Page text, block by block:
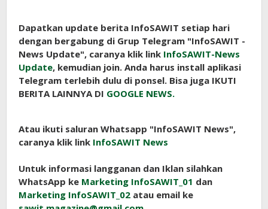
Dapatkan update berita InfoSAWIT setiap hari
dengan bergabung di Grup Telegram "InfoSAWIT -
News Update", caranya klik link InfoSAWIT-News
Update, kemudian join. Anda harus install aplikasi
Telegram terlebih dulu di ponsel. Bisa juga IKUTI
BERITA LAINNYA DI GOOGLE NEWS.
Atau ikuti saluran Whatsapp "InfoSAWIT News",
caranya klik link InfoSAWIT News
Untuk informasi langganan dan Iklan silahkan
WhatsApp ke Marketing InfoSAWIT_01 dan
Marketing InfoSAWIT_02 atau email ke